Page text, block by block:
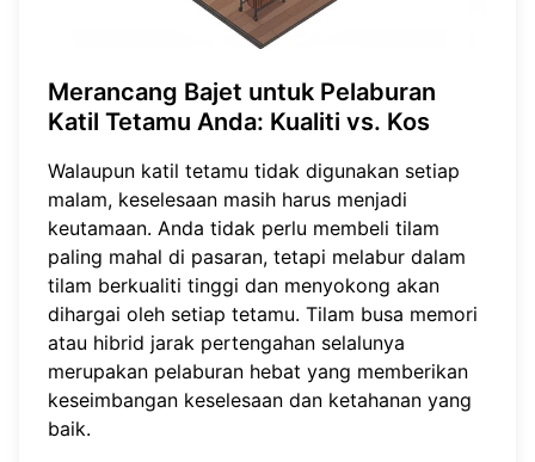
Merancang Bajet untuk Pelaburan
Katil Tetamu Anda: Kualiti vs. Kos
Walaupun katil tetamu tidak digunakan setiap
malam, keselesaan masih harus menjadi
keutamaan. Anda tidak perlu membeli tilam
paling mahal di pasaran, tetapi melabur dalam
tilam berkualiti tinggi dan menyokong akan
dihargai oleh setiap tetamu. Tilam busa memori
atau hibrid jarak pertengahan selalunya
merupakan pelaburan hebat yang memberikan
keseimbangan keselesaan dan ketahanan yang
baik.